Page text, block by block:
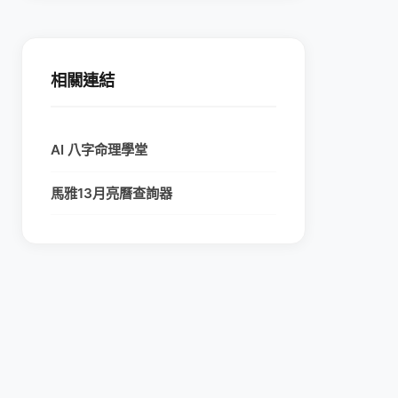
相關連結
AI 八字命理學堂
馬雅13月亮曆查詢器